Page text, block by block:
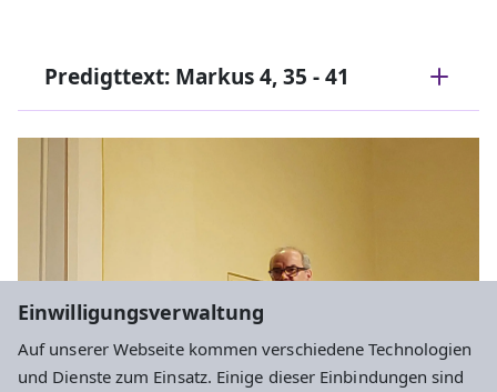
Einwilligungsverwaltung
Auf unserer Webseite kommen verschiedene Technologien
und Dienste zum Einsatz. Einige dieser Einbindungen sind
Predigttext: Markus 4, 35 - 41